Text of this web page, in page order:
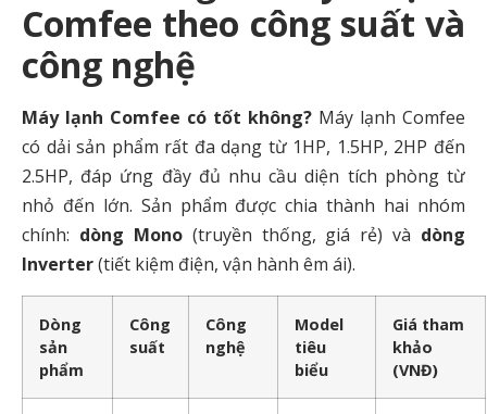
Comfee theo công suất và
công nghệ
Máy lạnh Comfee có tốt không? Máy lạnh Comfee
có dải sản phẩm rất đa dạng từ 1HP, 1.5HP, 2HP đến
2.5HP, đáp ứng đầy đủ nhu cầu diện tích phòng từ
nhỏ đến lớn. Sản phẩm được chia thành hai nhóm
chính: dòng Mono(truyền thống, giá rẻ) và dòng
Inverter(tiết kiệm điện, vận hành êm ái).
Dòng
sản
phẩm
Công
suất
Công
nghệ
Model
tiêu
biểu
Giá tham
khảo
(VNĐ)